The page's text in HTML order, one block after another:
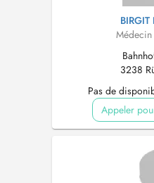
BIRGIT
3238
Pas de
Appeler